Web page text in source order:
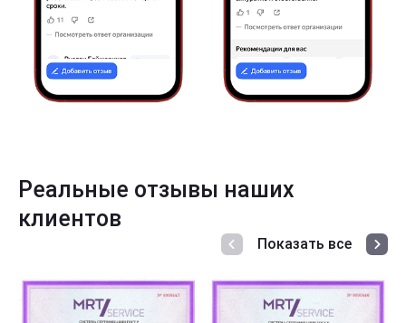
Реальные отзывы наших
клиентов
Показать все